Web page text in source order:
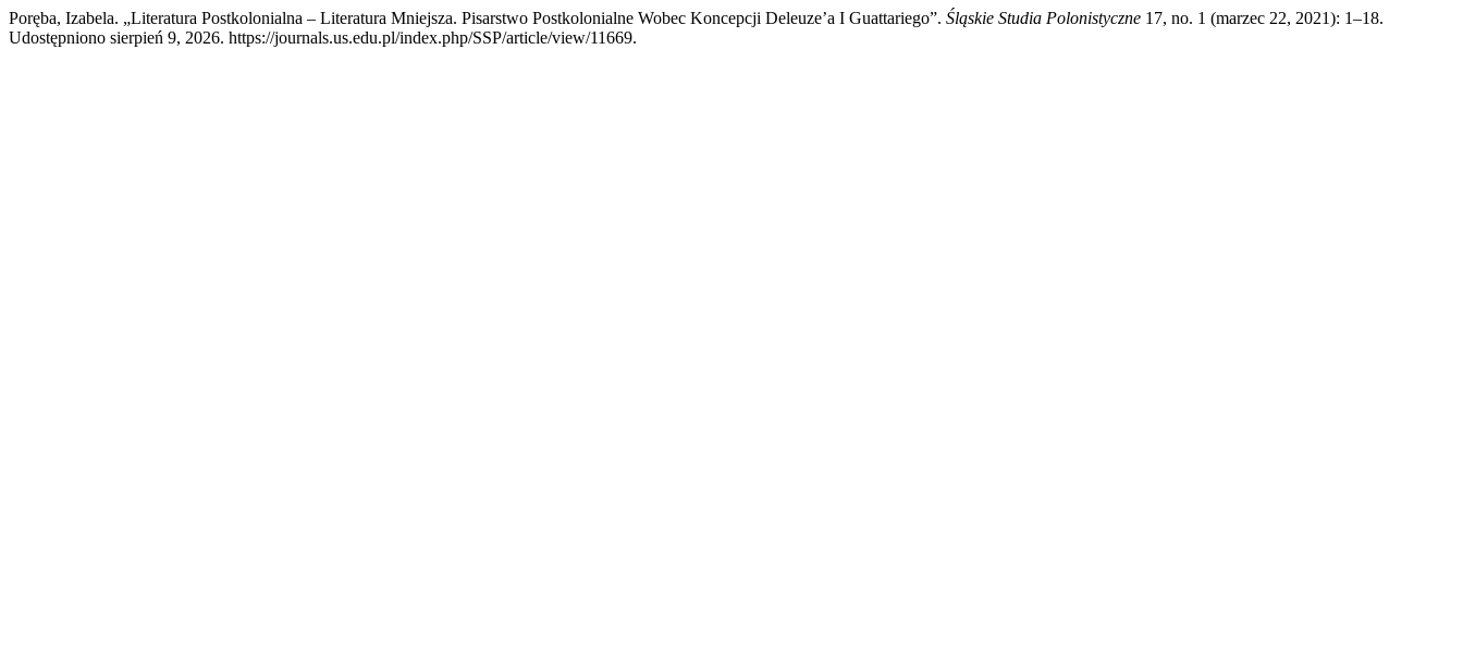
Poręba, Izabela. „Literatura Postkolonialna – Literatura Mniejsza. Pisarstwo Postkolonialne Wobec Koncepcji Deleuze’a I Guattariego”. Śląskie Studia Polonistyczne 17, no. 1 (marzec 22, 2021): 1–18.
Udostępniono sierpień 9, 2026. https://journals.us.edu.pl/index.php/SSP/article/view/11669.